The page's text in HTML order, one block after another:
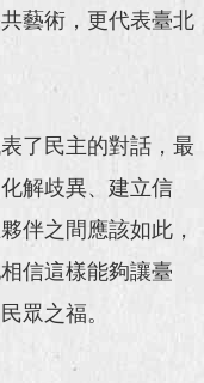
藝術，更代表臺北
了民主的對話，最
解歧異、建立信
伴之間應該如此，
信這樣能夠讓臺
眾之福。